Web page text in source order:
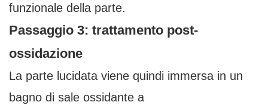
funzionale della parte.
Passaggio 3: trattamento post-
ossidazione
La parte lucidata viene quindi immersa in un
bagno di sale ossidante a